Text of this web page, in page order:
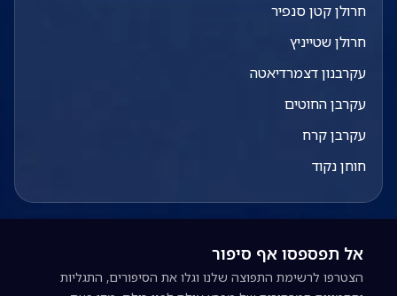
חרולן קטן סנפיר
חרולן שטייניץ
עקרבנון דצמרדיאטה
עקרבן החוטים
עקרבן קרח
חוחן נקוד
אל תפספסו אף סיפור
הצטרפו לרשימת התפוצה שלנו וגלו את הסיפורים, התגליות